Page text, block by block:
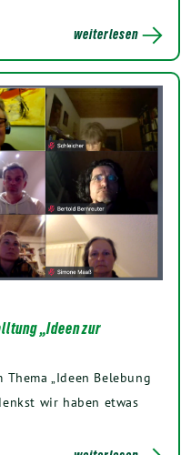
weiterlesen
„Ideen zur
„Ideen Belebung
wir haben etwas